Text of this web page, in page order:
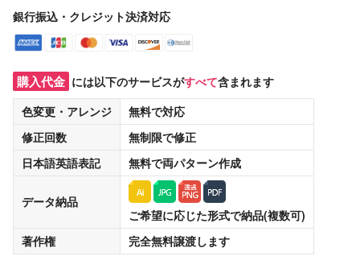
銀行振込・クレジット決済対応
購入代金 には以下のサービスがすべて含まれます
色変更・アレンジ
無料で対応
修正回数
無制限で修正
日本語英語表記
無料で両パターン作成
データ納品
ご希望に応じた形式で納品(複数可)
著作権
完全無料譲渡します